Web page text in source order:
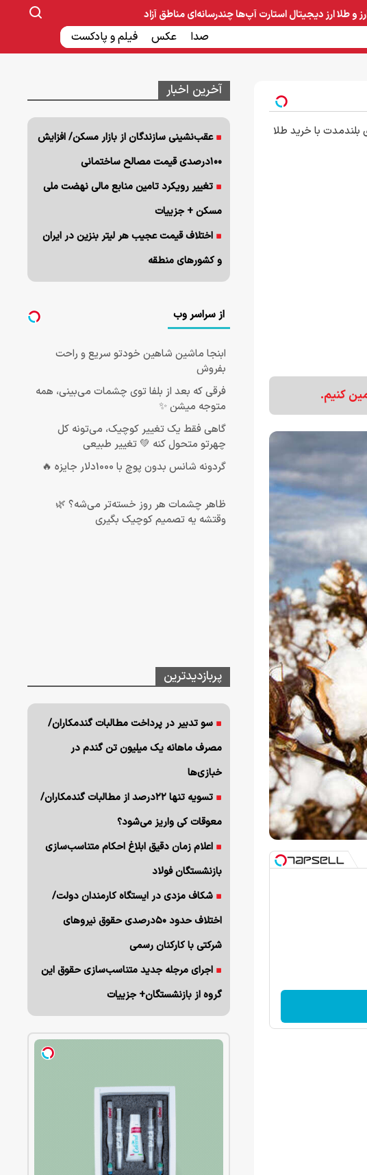
صنایع غذایی و دارویی ساخت و ساز بانک و بیمه
و طلاارز دیجیتالاستارت آپ‌هاچندرسانه‌ای
صدا عکس فیلم و پادکست
مناطق آزاد
بلندمدت با خرید طلا
آخرین اخبار
عقب‌نشینی سازندگان از بازار مسکن/ افزایش
۱۰۰درصدی قیمت مصالح ساختمانی
تغییر رویکرد تامین منابع مالی نهضت ملی
مسکن + جزییات
اختلاف قیمت عجیب هر لیتر بنزین در ایران
و کشورهای منطقه
از سراسر وب
ابنجا ماشین شاهین خودتو سریع و راحت
بفروش
فرقی که بعد از بلفا توی چشمات می‌بینی، همه
متوجه میشن ✨
گاهی فقط یک تغییر کوچیک، می‌تونه کل
چهرتو متحول کنه 💚 تغییر طبیعی
گردونه شانس بدون پوچ با 1000دلار جایزه 🔥
ظاهر چشمات هر روز خسته‌تر می‌شه؟ 🌿
وقتشه یه تصمیم کوچیک بگیری
پربازدیدترین
سو تدبیر در پرداخت مطالبات گندمکاران/
مصرف ماهانه یک میلیون تن گندم در
خبازی‌ها
تسویه تنها ۲۲درصد از مطالبات گندمکاران/
معوقات کی واریز می‌شود؟
اعلام زمان دقیق ابلاغ احکام متناسب‌سازی
بازنشستگان فولاد
شکاف مزدی در ایستگاه کارمندان دولت/
اختلاف حدود ۵۰درصدی حقوق نیروهای
شرکتی با کارکنان رسمی
اجرای مرجله جدید متناسب‌سازی حقوق این
گروه از بازنشستگان+ جزییات